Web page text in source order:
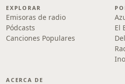
EXPLORAR
Emisoras de radio
Pódcasts
Canciones Populares
El
ACERCA DE